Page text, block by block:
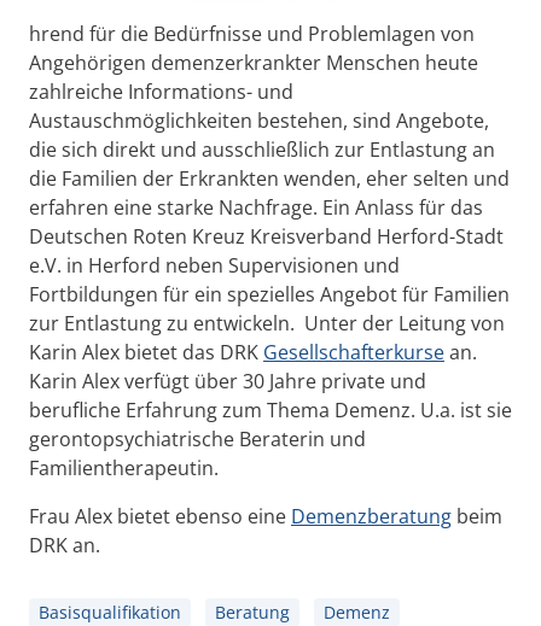
hrend für die Bedürfnisse und Problemlagen von
Angehörigen demenzerkrankter Menschen heute
zahlreiche Informations- und
Austauschmöglichkeiten bestehen, sind Angebote,
die sich direkt und ausschließlich zur Entlastung an
die Familien der Erkrankten wenden, eher selten und
erfahren eine starke Nachfrage. Ein Anlass für das
Deutschen Roten Kreuz Kreisverband Herford-Stadt
e.V. in Herford neben Supervisionen und
Fortbildungen für ein spezielles Angebot für Familien
zur Entlastung zu entwickeln. Unter der Leitung von
Karin Alex bietet das DRK Gesellschafterkursean.
Karin Alex verfügt über 30 Jahre private und
berufliche Erfahrung zum Thema Demenz. U.a. ist sie
gerontopsychiatrische Beraterin und
Familientherapeutin.
Frau Alex bietet ebenso eine Demenzberatung beim
DRK an.
Basisqualifikation Beratung
Demenz